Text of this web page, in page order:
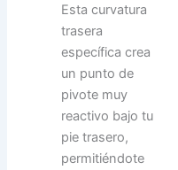
Esta curvatura
trasera
específica crea
un punto de
pivote muy
reactivo bajo tu
pie trasero,
permitiéndote